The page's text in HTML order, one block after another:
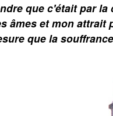
que c'était par la
âmes et mon attrait
que la souffrance